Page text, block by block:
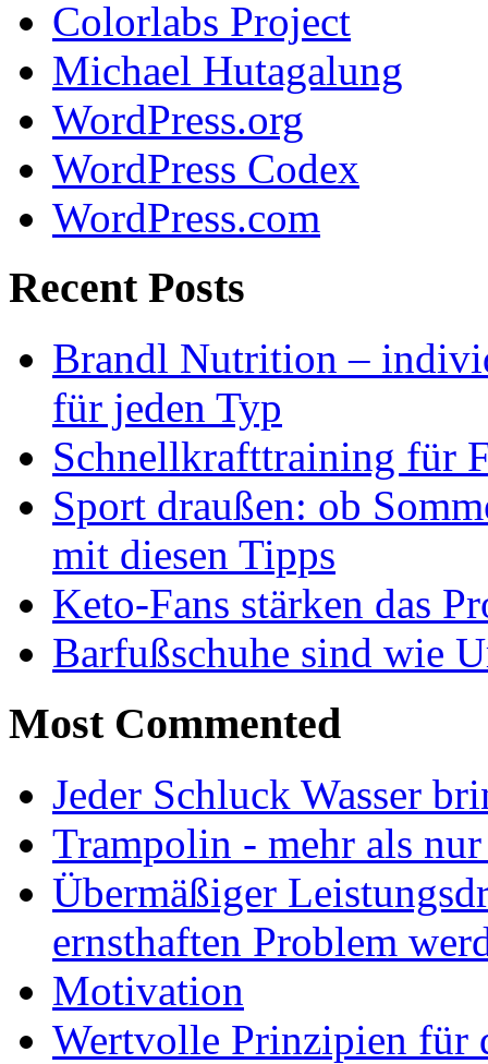
Colorlabs Project
Michael Hutagalung
WordPress.org
WordPress Codex
WordPress.com
Recent Posts
Brandl Nutrition –
für jeden Typ
Schnellkrafttraining für
Sport draußen: ob
mit diesen Tipps
Keto-Fans stärken das
Barfußschuhe sind wie
Most Commented
Jeder Schluck Wasser
Trampolin - mehr als
Übermäßiger
ernsthaften Problem
Motivation
Wertvolle Prinzipien für